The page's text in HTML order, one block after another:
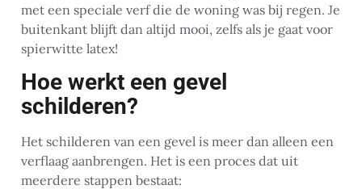
met een speciale verf die de woning was bij regen. Je
buitenkant blijft dan altijd mooi, zelfs als je gaat voor
spierwitte latex!
Hoe werkt een gevel
schilderen?
Het schilderen van een gevel is meer dan alleen een
verflaag aanbrengen. Het is een proces dat uit
meerdere stappen bestaat: